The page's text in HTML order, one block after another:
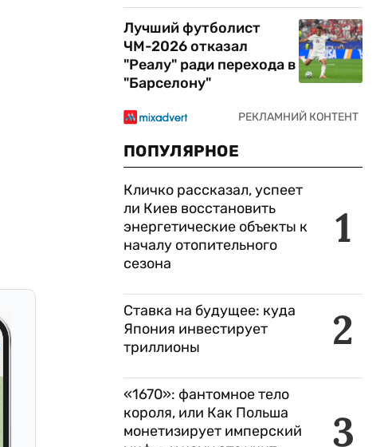
Лучший футболист
ЧМ-2026 отказал
"Реалу" ради перехода в
"Барселону"
ПОПУЛЯРНОЕ
1
Кличко рассказал, успеет
ли Киев восстановить
энергетические объекты к
началу отопительного
сезона
2
Ставка на будущее: куда
Япония инвестирует
триллионы
3
«1670»: фантомное тело
короля, или Как Польша
монетизирует имперский